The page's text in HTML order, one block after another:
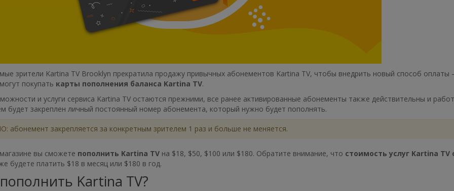
зрители Kartina TV Brooklyn прекратила продажу привычных абонементов Kartina TV, чтобы внедрить новый способ оплаты
покупать карты пополнения баланса Kartina TV.
и услуги сервиса Kartina TV остаются прежними, все ранее активированные абонементы также действительны и
будет закреплен личный постоянный номер абонемента, который нужно будет пополнять.
абонемент закрепляется за конкретным зрителем 1 раз и больше не меняется.
вы сможете пополнить Kartina TVна $18, $50, $100 или $180. Обратите внимание, что стоимость услуг Kartina
будете платить $18 в месяц или $180 в год.
Kartina TV?